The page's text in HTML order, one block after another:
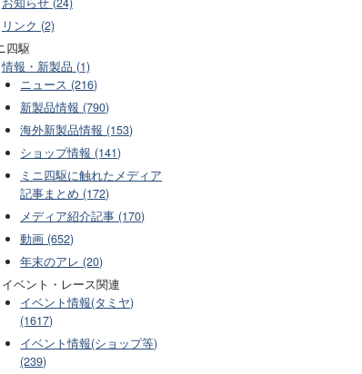
リンク (2)
四駆
情報・新製品 (1)
ニュース (216)
新製品情報 (790)
海外新製品情報 (153)
ショップ情報 (141)
ミニ四駆に触れたメディア
記事まとめ (172)
メディア紹介記事 (170)
動画 (652)
年末のアレ (20)
イベント・レース関連
イベント情報(タミヤ)
(1617)
イベント情報(ショップ等)
(239)